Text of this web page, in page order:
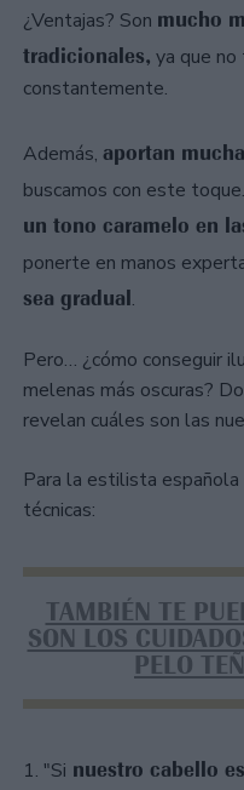
¿Ventajas? Son mucho
tradicionales, ya que
constantemente.
Además, aportan
buscamos con este toque.
un tono caramelo en
ponerte en manos
sea gradual.
Pero… ¿cómo conseguir
melenas más oscuras?
revelan cuáles son las
Para la estilista
técnicas:
TAMBIÉN TE
SON LOS
PELO
1. "Si nuestro cabello